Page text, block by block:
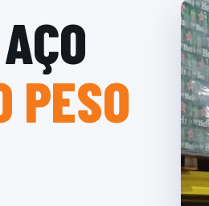
PESO